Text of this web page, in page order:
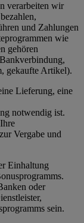
verarbeiten wir
und Zahlungen
wie
gehören
gekaufte Artikel).
Lieferung, eine
notwendig ist.
Vergabe und
Einhaltung
oder
sein.